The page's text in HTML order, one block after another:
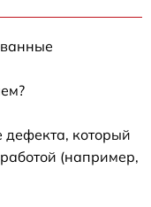
дефекта, который
(например,